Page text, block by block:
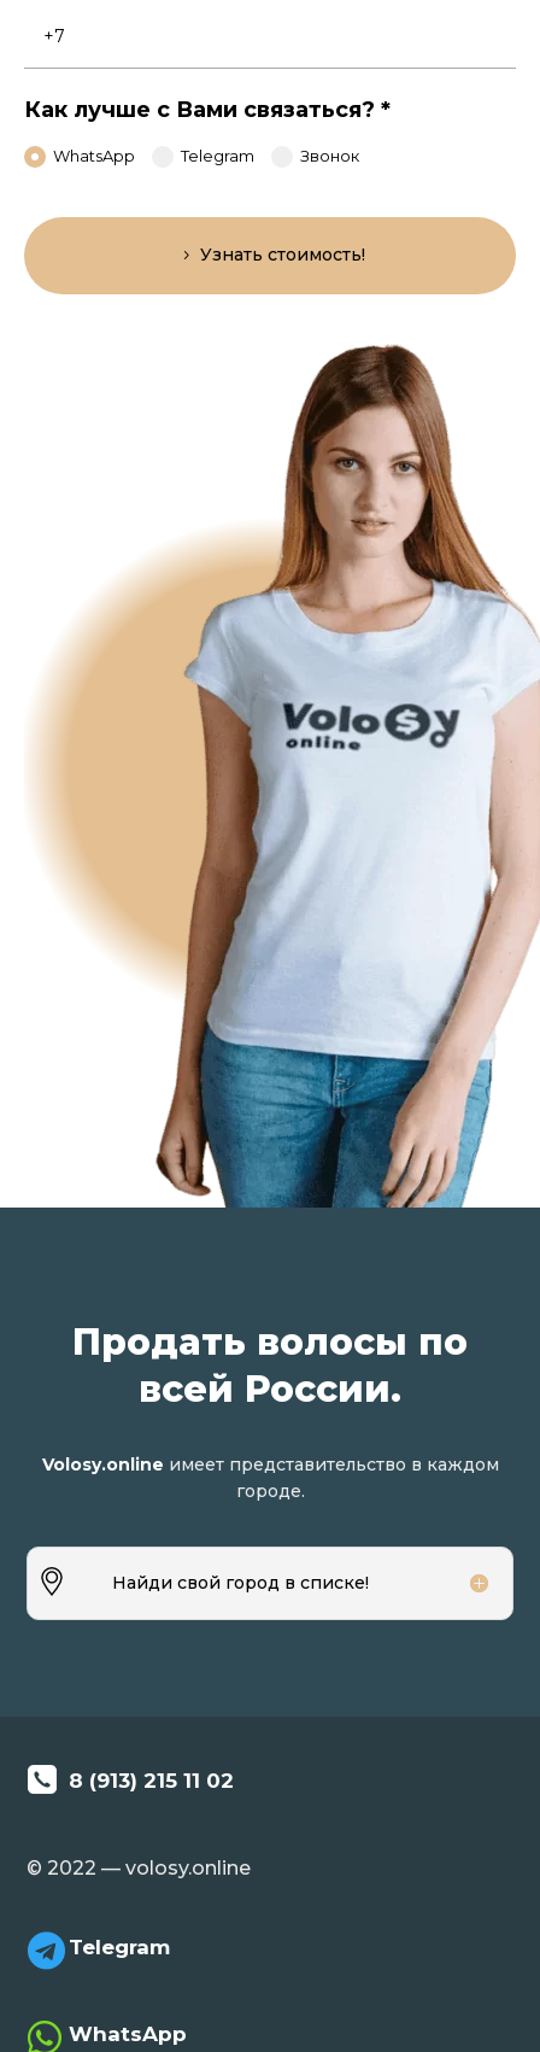
Номер
телефона
Как лучше с Вами связаться? *
WhatsApp Telegram Звонок
Узнать стоимость!
Продать волосы по
всей России.
Volosy.online имеет представительство в каждом
городе.
Найди свой город в списке!
8 (913) 215 11 02
© 2022 — volosy.online
 Telegram
 WhatsApp